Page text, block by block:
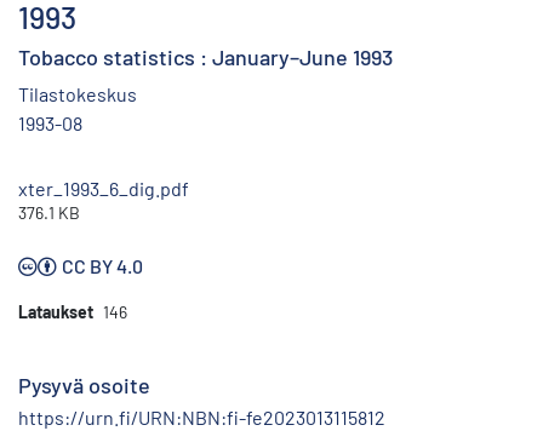
1993
Tobacco statistics : January–June 1993
Tilastokeskus
1993-08
xter_1993_6_dig.pdf
376.1 KB
CC BY 4.0
Lataukset 146
Pysyvä osoite
https://urn.fi/URN:NBN:fi-fe2023013115812